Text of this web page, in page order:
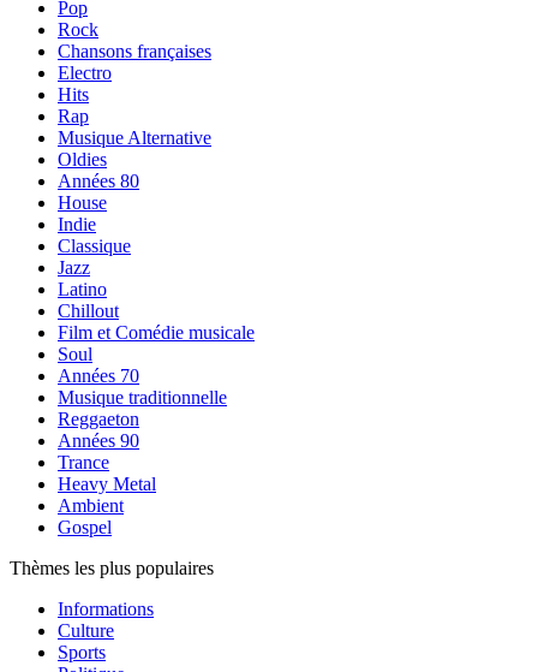
Pop
Rock
Chansons françaises
Electro
Hits
Rap
Musique Alternative
Oldies
Années 80
House
Indie
Classique
Jazz
Latino
Chillout
Film et Comédie musicale
Soul
Années 70
Musique traditionnelle
Reggaeton
Années 90
Trance
Heavy Metal
Ambient
Gospel
Thèmes les plus populaires
Informations
Culture
Sports